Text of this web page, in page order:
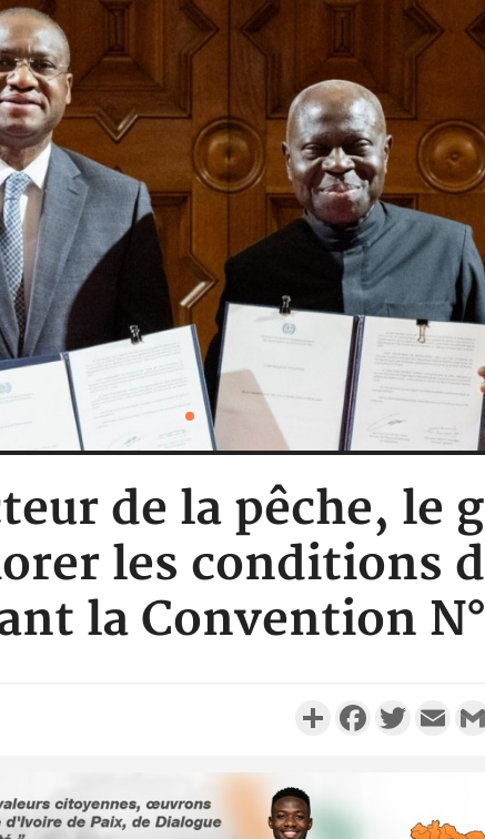
de la pêche, le
les conditions
la Convention
PartagerFacebookTwitterEmail
SPORT